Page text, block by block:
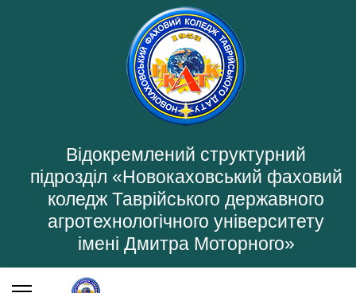
Відокремлений структурний
підрозділ «Новокаховський фаховий
коледж Таврійського державного
агротехнологічного університету
імені Дмитра Моторного»